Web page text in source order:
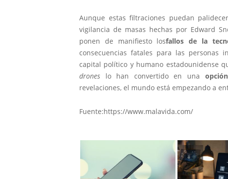
Aunque estas filtraciones puedan
vigilancia de masas hechas por Edward
ponen de manifiesto losfallos de la
consecuencias fatales para las personas
capital político y humano estadounidense
drones lo han convertido en una
revelaciones, el mundo está empezando a
Fuente:https://www.malavida.com/